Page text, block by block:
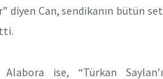
diyen Can, sendikanın bütün set
ise, “Türkan Saylan’ı